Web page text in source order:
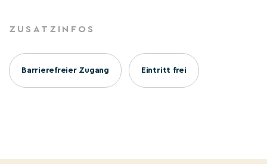
ZUSATZINFOS
Barrierefreier Zugang Eintritt frei